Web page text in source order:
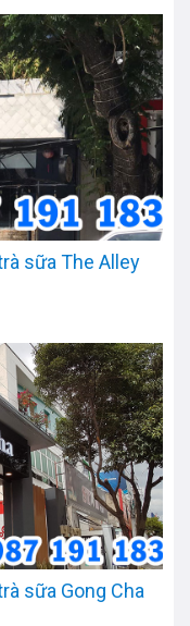
sữa The Alley
sữa Gong Cha